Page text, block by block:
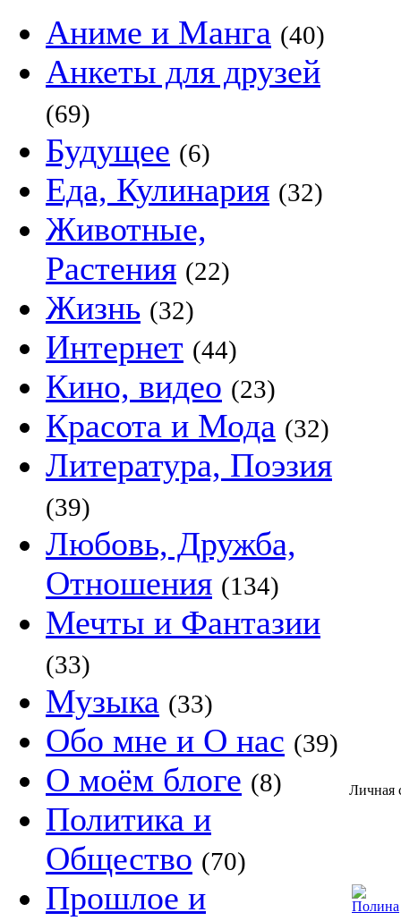
Аниме и Манга (40)
Анкеты для друзей
(69)
Будущее (6)
Еда, Кулинария (32)
Животные,
Растения (22)
Жизнь (32)
Интернет (44)
Кино, видео (23)
Красота и Мода (32)
Литература, Поэзия
(39)
Любовь, Дружба,
Отношения (134)
Мечты и Фантазии
(33)
Музыка (33)
Обо мне и О нас (39)
О моём блоге (8)
Политика и
Общество (70)
Прошлое и
Личная